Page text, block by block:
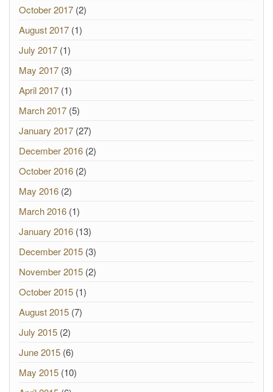
October 2017 (2)
August 2017 (1)
July 2017 (1)
May 2017 (3)
April 2017 (1)
March 2017 (5)
January 2017 (27)
December 2016 (2)
October 2016 (2)
May 2016 (2)
March 2016 (1)
January 2016 (13)
December 2015 (3)
November 2015 (2)
October 2015 (1)
August 2015 (7)
July 2015 (2)
June 2015 (6)
May 2015 (10)